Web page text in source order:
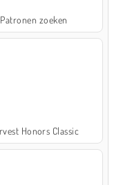
Patronen zoeken
Honors Classic